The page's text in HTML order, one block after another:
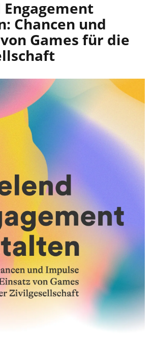
Engagement
Chancen und
Games für die